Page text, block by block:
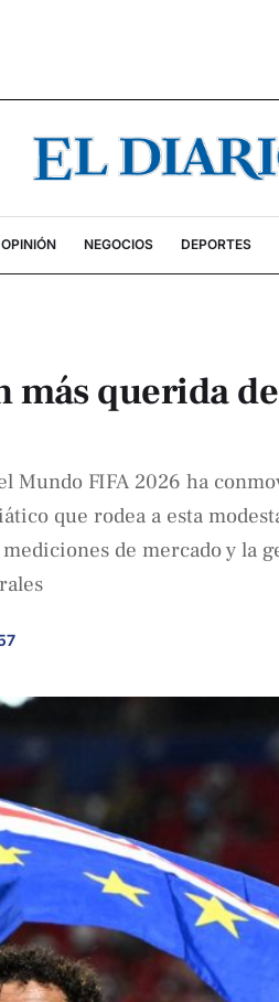
OPINIÓN NEGOCIOS DEPORTES
más querida
Mundo FIFA 2026 ha
que rodea a esta
de mercado y la